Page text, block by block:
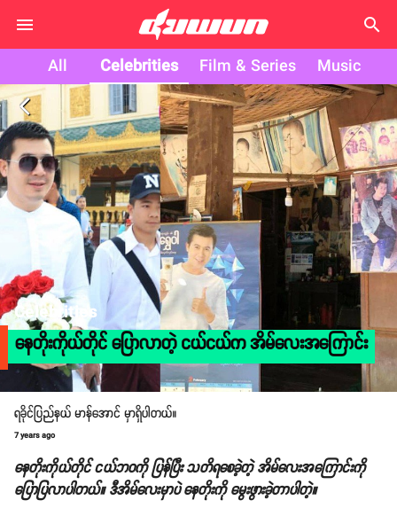
search
All Celebrities Film & Series Music
arrow_back_ios
Celebrities
နေတိုးကိုယ်တိုင် ပြောလာတဲ့ ငယ်ငယ်က အိမ်လေးအကြောင်း
ရခိုင်ပြည်နယ် မာန်အောင် မှာရှိပါတယ်။
7 years ago
နေတိုးကိုယ်တိုင် ငယ်ဘဝကို ပြန်ပြီး သတိရစေခဲ့တဲ့ အိမ်လေးအကြောင်းကို
ပြောပြလာပါတယ်။ ဒီအိမ်လေးမှာပဲ နေတိုးကို မွေးဖွားခဲ့တာပါတဲ့။